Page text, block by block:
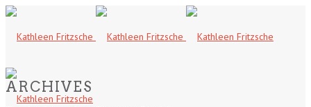
ARCHIVES